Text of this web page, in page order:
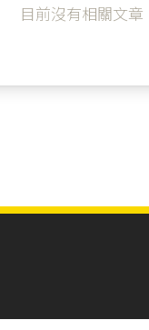
目前沒有相關文章